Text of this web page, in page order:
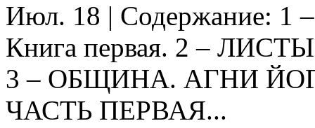
Июл. 18 | Содержание:
Книга первая. 2 –
3 – ОБЩИНА. АГНИ
ЧАСТЬ ПЕРВАЯ...